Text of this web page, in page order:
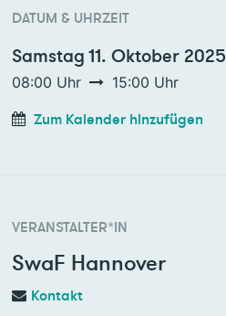
DATUM & UHRZEIT
Samstag11. Oktober 2025
08:00 Uhr 15:00 Uhr
Zum Kalender hinzufügen
VERANSTALTER*IN
SwaF Hannover
Kontakt